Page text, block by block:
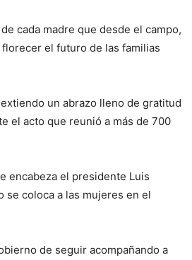
cada madre que desde el campo,
el futuro de las familias
un abrazo lleno de gratitud
el acto que reunió a más de 700
encabeza el presidente Luis
coloca a las mujeres en el
de seguir acompañando a